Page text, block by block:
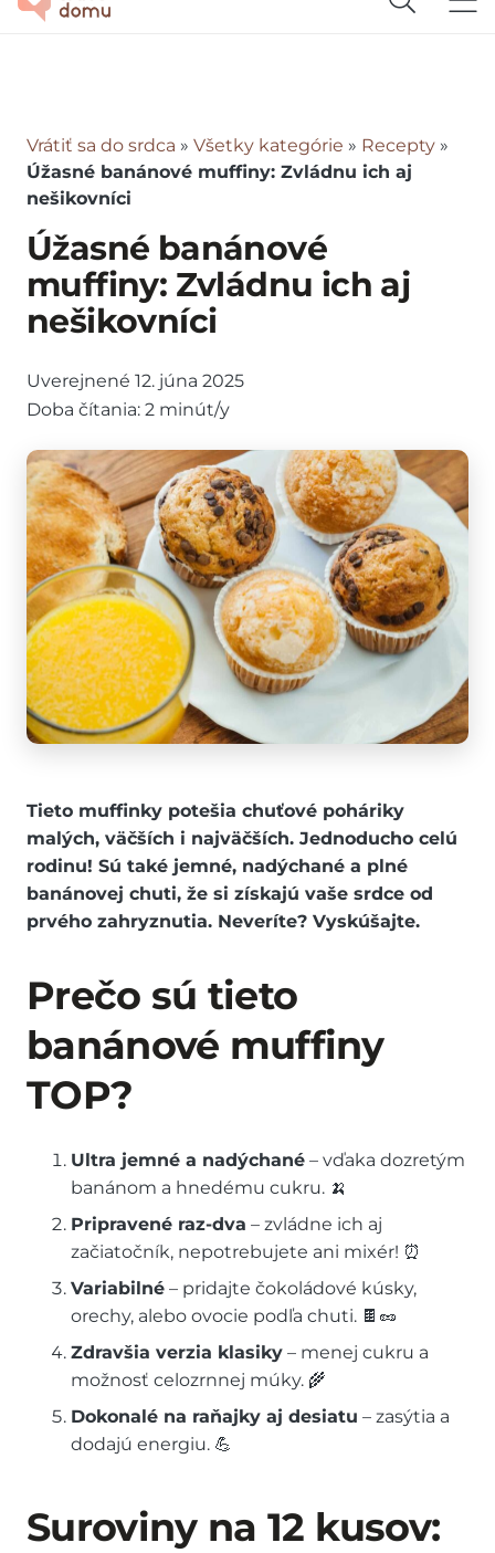
Vrátiť sa do srdca » Všetky kategórie » Recepty »
Úžasné banánové muffiny: Zvládnu ich aj
nešikovníci
Úžasné banánové
muffiny: Zvládnu ich aj
nešikovníci
Uverejnené 12. júna 2025
Doba čítania: 2 minút/y
Tieto muffinky potešia chuťové poháriky
malých, väčších i najväčších. Jednoducho celú
rodinu! Sú také jemné, nadýchané a plné
banánovej chuti, že si získajú vaše srdce od
prvého zahryznutia. Neveríte? Vyskúšajte.
Prečo sú tieto
banánové muffiny
TOP?
Ultra jemné a nadýchané – vďaka dozretým
banánom a hnedému cukru. 🍌
Pripravené raz-dva – zvládne ich aj
začiatočník, nepotrebujete ani mixér! ⏰
Variabilné – pridajte čokoládové kúsky,
orechy, alebo ovocie podľa chuti. 🍫🥜
Zdravšia verzia klasiky – menej cukru a
možnosť celozrnnej múky. 🌾
Dokonalé na raňajky aj desiatu – zasýtia a
dodajú energiu. 💪
Suroviny na 12 kusov: